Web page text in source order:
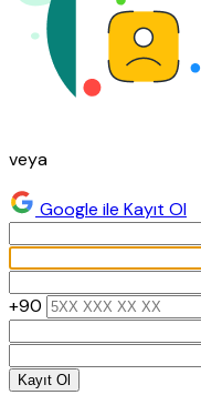
veya
Google ile Kayıt Ol
+90
Kayıt Ol